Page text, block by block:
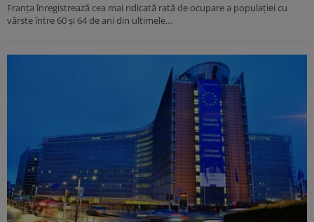
Franța înregistrează cea mai ridicată rată de ocupare a populației cu
vârste între 60 și 64 de ani din ultimele…